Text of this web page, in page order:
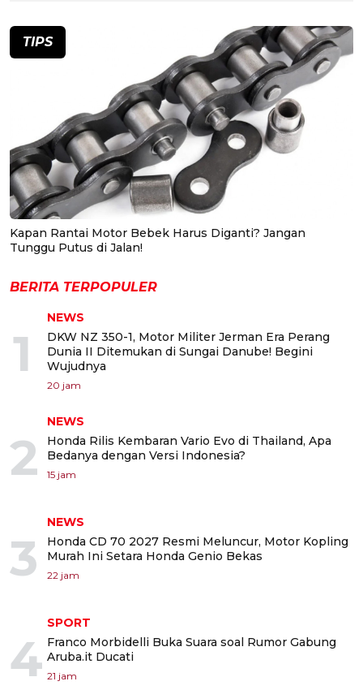
TIPS
Kapan Rantai Motor Bebek Harus Diganti? Jangan
Tunggu Putus di Jalan!
BERITA TERPOPULER
1
NEWS
DKW NZ 350-1, Motor Militer Jerman Era Perang
Dunia II Ditemukan di Sungai Danube! Begini
Wujudnya
20 jam
2
NEWS
Honda Rilis Kembaran Vario Evo di Thailand, Apa
Bedanya dengan Versi Indonesia?
15 jam
3
NEWS
Honda CD 70 2027 Resmi Meluncur, Motor Kopling
Murah Ini Setara Honda Genio Bekas
22 jam
4
SPORT
Franco Morbidelli Buka Suara soal Rumor Gabung
Aruba.it Ducati
21 jam